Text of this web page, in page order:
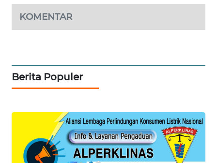
KOMENTAR
Berita Populer
HUMBANG
NEWS
FISUELRI
ID
ENERGI
CILEUNGSI
NEWS